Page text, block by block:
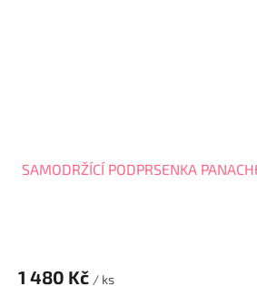
SAMODRŽÍCÍ PODPRSENKA
1 480 Kč / ks